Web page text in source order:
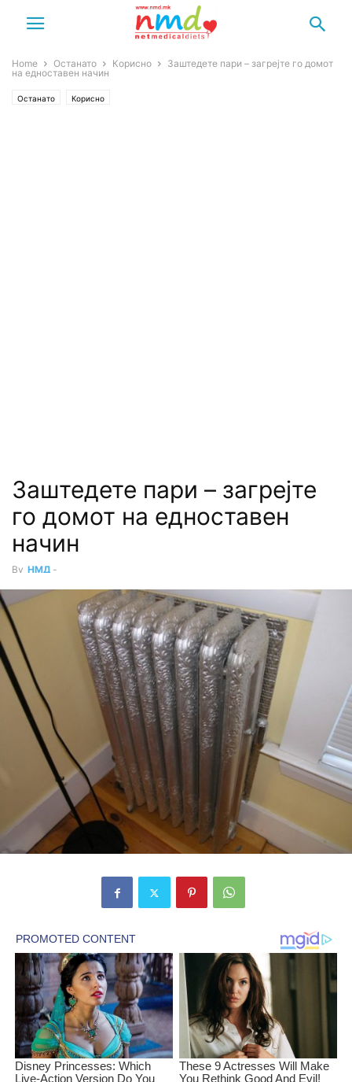
Home Останато Корисно
Заштедете пари – загрејте го домот
на едноставен начин
Останато Корисно
Заштедете пари – загрејте
го домот на едноставен
начин
By НМД -